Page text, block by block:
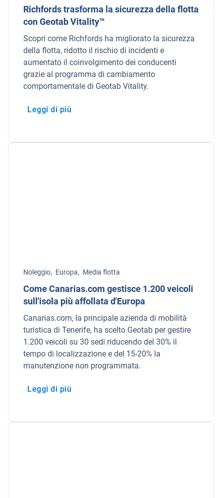
Richfords trasforma la sicurezza della flotta
con Geotab Vitality™
Scopri come Richfords ha migliorato la sicurezza
della flotta, ridotto il rischio di incidenti e
aumentato il coinvolgimento dei conducenti
grazie al programma di cambiamento
comportamentale di Geotab Vitality.
Leggi di più
Noleggio, Europa, Media flotta
Come Canarias.com gestisce 1.200 veicoli
sull'isola più affollata d'Europa
Canarias.com, la principale azienda di mobilità
turistica di Tenerife, ha scelto Geotab per gestire
1.200 veicoli su 30 sedi riducendo del 30% il
tempo di localizzazione e del 15-20% la
manutenzione non programmata.
Leggi di più